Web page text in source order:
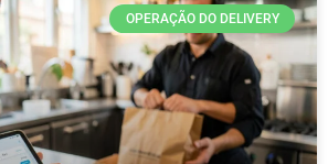
OPERAÇÃO DO DELIVERY